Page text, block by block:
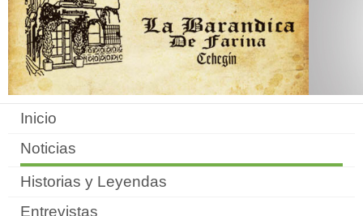
Inicio
Noticias
Historias y Leyendas
Entrevistas